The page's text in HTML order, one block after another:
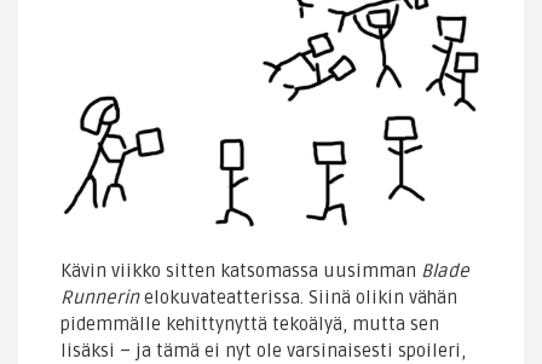
Kävin viikko sitten katsomassa uusimman Blade
Runnerinelokuvateatterissa. Siinä olikin vähän
pidemmälle kehittynyttä tekoälyä, mutta sen
lisäksi – ja tämä ei nyt ole varsinaisesti spoileri,